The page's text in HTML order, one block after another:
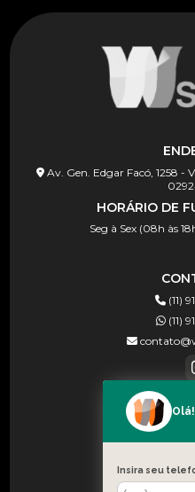
Av. Gen. Edgar Facó, 1258 -
HORÁRIO DE
Seg à Sex (08h às
(11)
(11)
Insira seu